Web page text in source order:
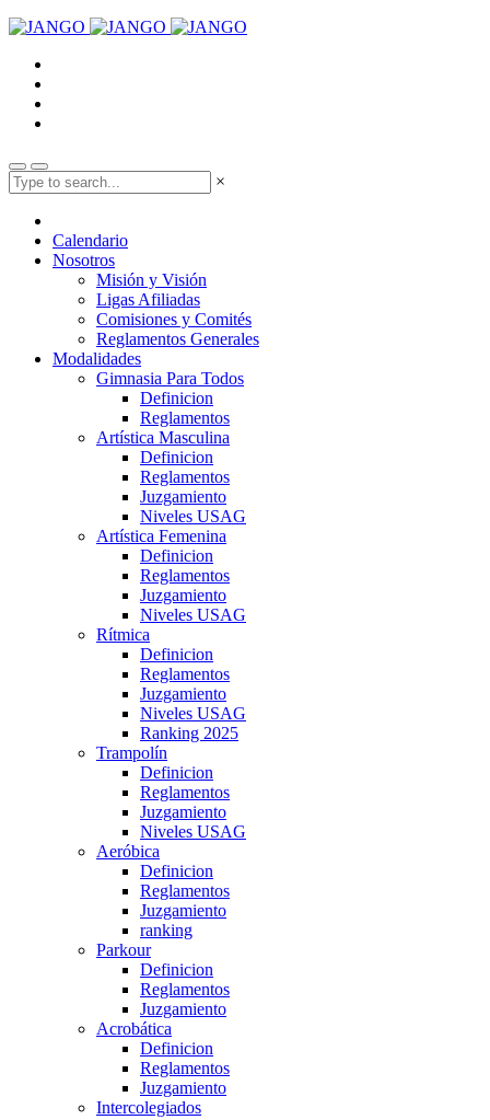
×
Calendario
Nosotros
Misión y Visión
Ligas Afiliadas
Comisiones y Comités
Reglamentos Generales
Modalidades
Gimnasia Para Todos
Definicion
Reglamentos
Artística Masculina
Definicion
Reglamentos
Juzgamiento
Niveles USAG
Artística Femenina
Definicion
Reglamentos
Juzgamiento
Niveles USAG
Rítmica
Definicion
Reglamentos
Juzgamiento
Niveles USAG
Ranking 2025
Trampolín
Definicion
Reglamentos
Juzgamiento
Niveles USAG
Aeróbica
Definicion
Reglamentos
Juzgamiento
ranking
Parkour
Definicion
Reglamentos
Juzgamiento
Acrobática
Definicion
Reglamentos
Juzgamiento
Intercolegiados